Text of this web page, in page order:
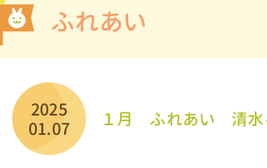
ふれあい
2025
01.07
１月 ふれあい 清水